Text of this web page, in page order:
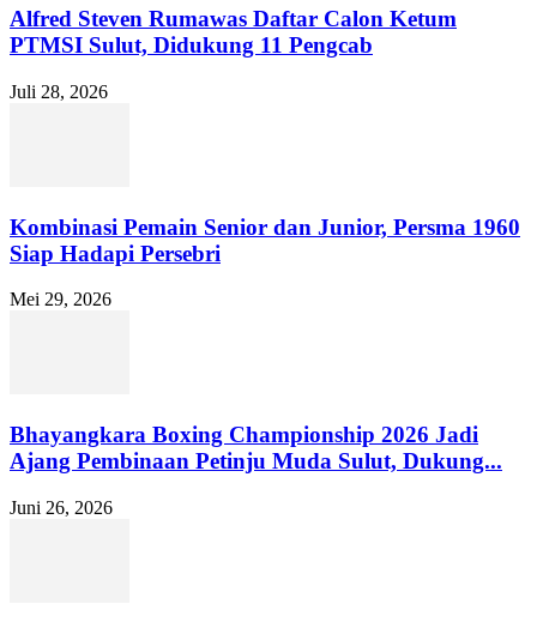
Alfred Steven Rumawas Daftar Calon Ketum
PTMSI Sulut, Didukung 11 Pengcab
Juli 28, 2026
Kombinasi Pemain Senior dan Junior, Persma 1960
Siap Hadapi Persebri
Mei 29, 2026
Bhayangkara Boxing Championship 2026 Jadi
Ajang Pembinaan Petinju Muda Sulut, Dukung...
Juni 26, 2026